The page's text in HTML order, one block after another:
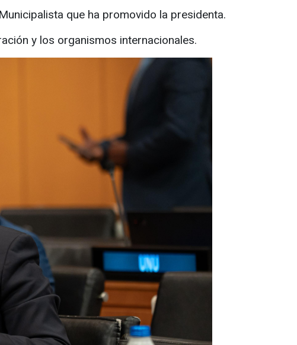
que ha promovido la presidenta.
y los organismos internacionales.